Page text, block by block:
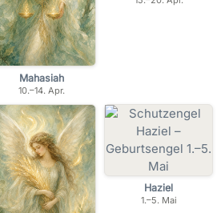
Mahasiah
10.–14. Apr.
Haziel
1.–5. Mai